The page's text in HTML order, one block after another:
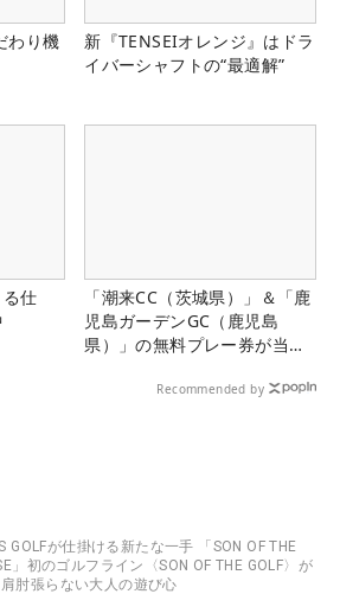
わり機
新『TENSEIオレンジ』はドラ
イバーシャフトの“最適解”
仕
「潮来CC（茨城県）」＆「鹿
児島ガーデンGC（鹿児島
県）」の無料プレー券が当た
Recommended by
GOLFが仕掛ける新たな一手 「SON OF THE
」初のゴルフライン〈SON OF THE GOLF〉が
肘張らない大人の遊び心